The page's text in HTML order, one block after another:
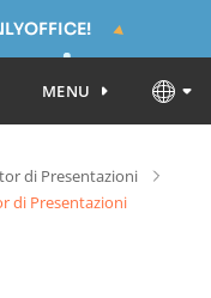
MENU
di Presentazioni
di Presentazioni